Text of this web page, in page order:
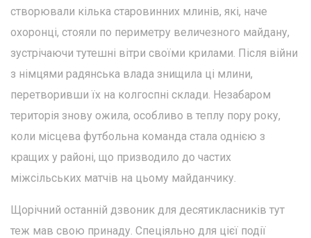
створювали кілька старовинних млинів, які, наче
охоронці, стояли по периметру величезного майдану,
зустрічаючи тутешні вітри своїми крилами. Після війни
з німцями радянська влада знищила ці млини,
перетворивши їх на колгоспні склади. Незабаром
територія знову ожила, особливо в теплу пору року,
коли місцева футбольна команда стала однією з
кращих у районі, що призводило до частих
міжсільських матчів на цьому майданчику.
Щорічний останній дзвоник для десятикласників тут
теж мав свою принаду. Спеціяльно для цієї події